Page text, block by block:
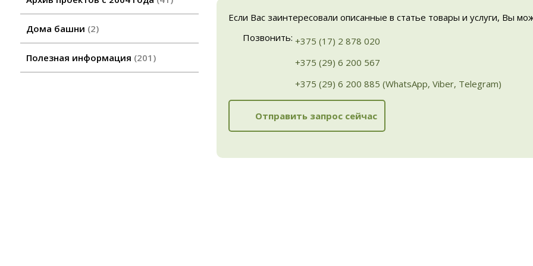
Дома башни 2
Полезная информация 201
Если Вас заинтересовали описанные в статье товары и услуги, Вы
Позвонить: +375 (17) 2 878 020
+375 (29) 6 200 567
+375 (29) 6 200 885 (WhatsApp, Viber, Telegram)
Отправить запрос сейчас